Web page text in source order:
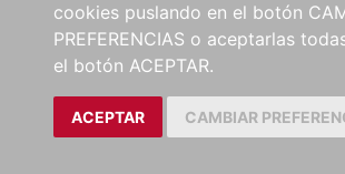
cookies puslando en el botón
PREFERENCIAS o aceptarlas
el botón ACEPTAR.
ACEPTAR CAMBIAR